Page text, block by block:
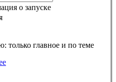
о запуске
только главное и по теме